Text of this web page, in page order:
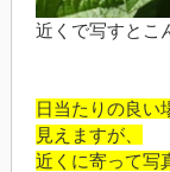
近くで写すとこ
日当たりの良い
見えますが、
近くに寄って写